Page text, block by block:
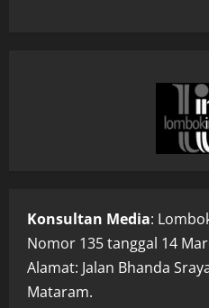
Konsultan Media:
Nomor 135 tanggal 14
Alamat: Jalan Bhanda
Mataram.